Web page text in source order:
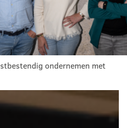
ondernemen met